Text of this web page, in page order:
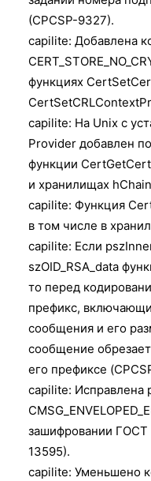
(CPCSP-9327).
capilite: Добавлена
функциях
capilite: На Unix с
Provider добавлен
функции
и хранилищах
capilite: Функция
в том числе в
capilite: Если
szOID_RSA_data
то перед
префикс,
сообщения и его
сообщение
его префиксе
capilite: Исправлена
зашифровании ГОСТ
13595).
capilite: Уменьшено